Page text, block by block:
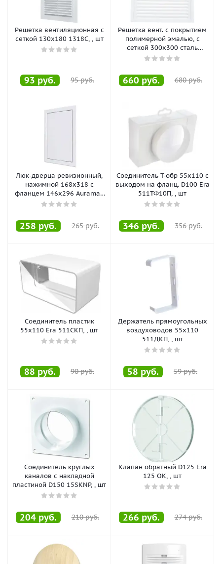
Решетка вентиляционная с
сеткой 130х180 1318С, , шт
93 руб. 95руб.
Решетка вент. с покрытием
полимерной эмалью, с
сеткой 300х300 сталь
3030МЭ, , шт
660 руб. 680руб.
Люк-дверца ревизионный,
нажимной 168х318 с
фланцем 146х296 Auramax
AD1530, , шт
258 руб. 265руб.
Соединитель Т-обр 55х110 с
выходом на фланц. D100 Era
511ТФ10П, , шт
346 руб. 356руб.
Соединитель пластик
55х110 Era 511СКП, , шт
88 руб. 90руб.
Держатель прямоугольных
воздуховодов 55х110
511ДКП, , шт
58 руб. 59руб.
Соединитель круглых
каналов с накладной
пластиной D150 15SKNP, , шт
204руб. 210руб.
Клапан обратный D125 Era
125 OK, , шт
266 руб. 274руб.